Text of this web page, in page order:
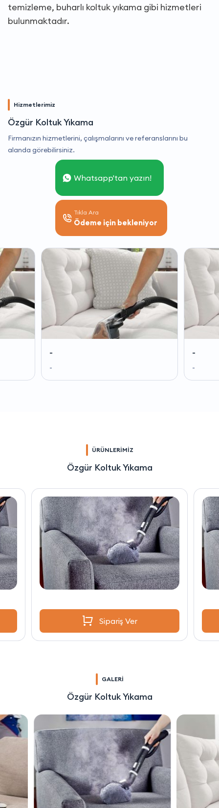
temizleme, buharlı koltuk yıkama gibi hizmetleri
bulunmaktadır.
Hizmetlerimiz
Özgür Koltuk Yıkama
Firmanızın hizmetlerini, çalışmalarını ve referanslarını bu
alanda görebilirsiniz.
Whatsapp'tan yazın!
Tıkla Ara
Ödeme için bekleniyor
-
-
-
-
ÜRÜNLERİMİZ
Özgür Koltuk Yıkama
Sipariş Ver
GALERİ
Özgür Koltuk Yıkama